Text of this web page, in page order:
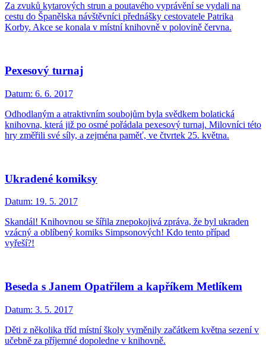
Za zvuků kytarových strun a poutavého vyprávění se vydali na
cestu do Španělska návštěvníci přednášky cestovatele Patrika
Korby. Akce se konala v místní knihovně v polovině června.
Pexesový turnaj
Datum: 6. 6. 2017
Odhodlaným a atraktivním soubojům byla svědkem bolatická
knihovna, která již po osmé pořádala pexesový turnaj. Milovníci této
hry změřili své síly, a zejména paměť, ve čtvrtek 25. května.
Ukradené komiksy
Datum: 19. 5. 2017
Skandál! Knihovnou se šířila znepokojivá zpráva, že byl ukraden
vzácný a oblíbený komiks Simpsonových! Kdo tento případ
vyřeší?!
Beseda s Janem Opatřilem a kapříkem Metlíkem
Datum: 3. 5. 2017
Děti z několika tříd místní školy vyměnily začátkem května sezení v
učebně za příjemné dopoledne v knihovně.